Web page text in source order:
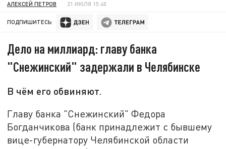
АЛЕКСЕЙ ПЕТРОВ 21 ИЮЛЯ 15:40
ПОДПИШИТЕСЬ:
Дело на миллиард: главу банка
"Снежинский" задержали в Челябинске
В чём его обвиняют.
Главу банка "Снежинский" Федора
Богданчикова (банк принадлежит с бывшему
вице-губернатору Челябинской области